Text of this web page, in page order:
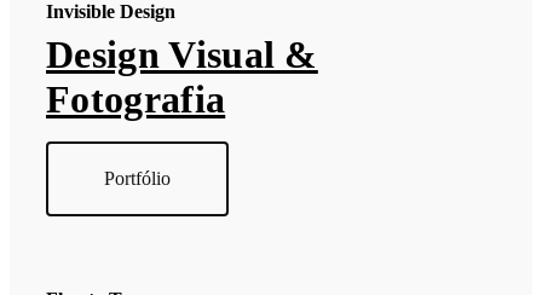
Contacto
Invisible Design
Design Visual &
Fotografia
Portfólio